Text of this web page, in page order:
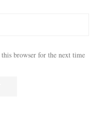
browser for the next time